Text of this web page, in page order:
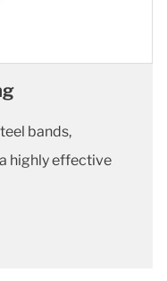
bands,
highly effective